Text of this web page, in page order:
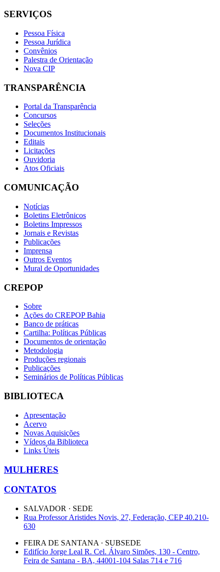
SERVIÇOS
Pessoa Física
Pessoa Jurídica
Convênios
Palestra de Orientação
Nova CIP
TRANSPARÊNCIA
Portal da Transparência
Concursos
Seleções
Documentos Institucionais
Editais
Licitações
Ouvidoria
Atos Oficiais
COMUNICAÇÃO
Notícias
Boletins Eletrônicos
Boletins Impressos
Jornais e Revistas
Publicações
Imprensa
Outros Eventos
Mural de Oportunidades
CREPOP
Sobre
Ações do CREPOP Bahia
Banco de práticas
Cartilha: Políticas Públicas
Documentos de orientação
Metodologia
Produções regionais
Publicações
Seminários de Políticas Públicas
BIBLIOTECA
Apresentação
Acervo
Novas Aquisições
Vídeos da Biblioteca
Links Úteis
MULHERES
CONTATOS
SALVADOR · SEDE
Rua Professor Aristides Novis, 27, Federação, CEP 40.210-
630
FEIRA DE SANTANA · SUBSEDE
Edifício Jorge Leal R. Cel. Álvaro Simões, 130 - Centro,
Feira de Santana - BA, 44001-104 Salas 714 e 716